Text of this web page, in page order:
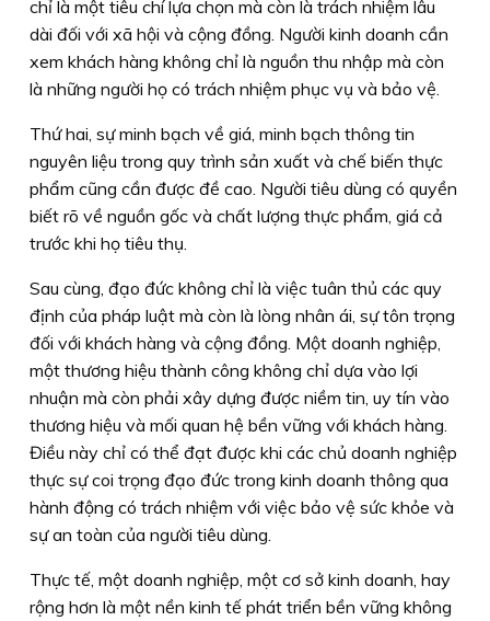
chỉ là một tiêu chí lựa chọn mà còn là trách nhiệm lâu
dài đối với xã hội và cộng đồng. Người kinh doanh cần
xem khách hàng không chỉ là nguồn thu nhập mà còn
là những người họ có trách nhiệm phục vụ và bảo vệ.
Thứ hai, sự minh bạch về giá, minh bạch thông tin
nguyên liệu trong quy trình sản xuất và chế biến thực
phẩm cũng cần được đề cao. Người tiêu dùng có quyền
biết rõ về nguồn gốc và chất lượng thực phẩm, giá cả
trước khi họ tiêu thụ.
Sau cùng, đạo đức không chỉ là việc tuân thủ các quy
định của pháp luật mà còn là lòng nhân ái, sự tôn trọng
đối với khách hàng và cộng đồng. Một doanh nghiệp,
một thương hiệu thành công không chỉ dựa vào lợi
nhuận mà còn phải xây dựng được niềm tin, uy tín vào
thương hiệu và mối quan hệ bền vững với khách hàng.
Điều này chỉ có thể đạt được khi các chủ doanh nghiệp
thực sự coi trọng đạo đức trong kinh doanh thông qua
hành động có trách nhiệm với việc bảo vệ sức khỏe và
sự an toàn của người tiêu dùng.
Thực tế, một doanh nghiệp, một cơ sở kinh doanh, hay
rộng hơn là một nền kinh tế phát triển bền vững không